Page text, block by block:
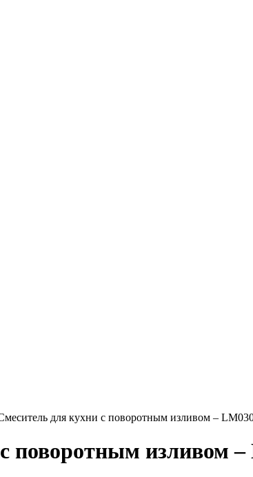
для кухни с поворотным изливом –
поворотным изливом